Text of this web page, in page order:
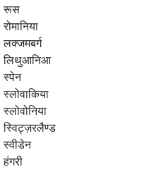
रूस
रोमानिया
लक्जमबर्ग
लिथुआनिआ
स्पेन
स्लोवाकिया
स्लोवोनिया
स्विट्ज़रलैण्ड
स्वीडेन
हंगरी